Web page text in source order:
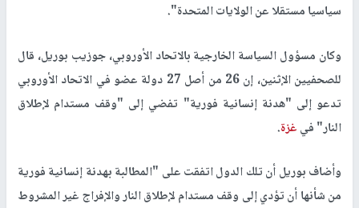
سياسيا مستقلا عن الولايات المتحدة".
وكان مسؤول السياسة الخارجية بالاتحاد الأوروبي، جوزيب بوريل، قال
للصحفيين الإثنين، إن 26 من أصل 27 دولة عضو في الاتحاد الأوروبي
تدعو إلى "هدنة إنسانية فورية" تفضي إلى "وقف مستدام لإطلاق
النار" فيغزة.
وأضاف بوريل أن تلك الدول اتفقت على "المطالبة بهدنة إنسانية فورية
من شأنها أن تؤدي إلى وقف مستدام لإطلاق النار والإفراج غير المشروط